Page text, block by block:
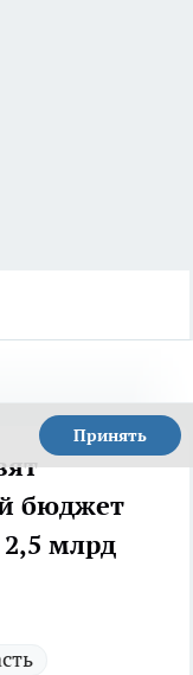
Принять
бюджет
млрд